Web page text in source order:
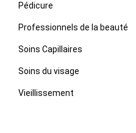
Pédicure
Professionnels de la beauté
Soins Capillaires
Soins du visage
Vieillissement